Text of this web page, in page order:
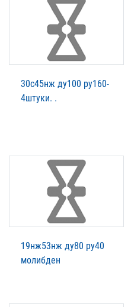
30с45нж ду100 ру160-
4штуки. .
19нж53нж ду80 ру40
молибден